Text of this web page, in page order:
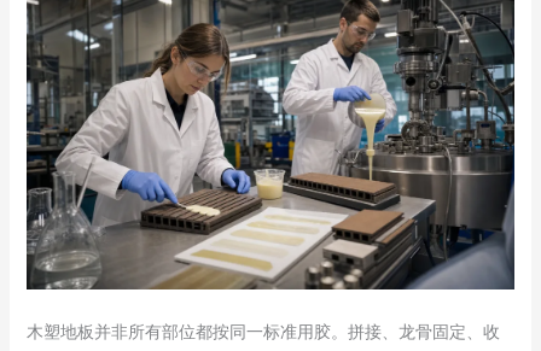
木塑地板并非所有部位都按同一标准用胶。拼接、龙骨固定、收